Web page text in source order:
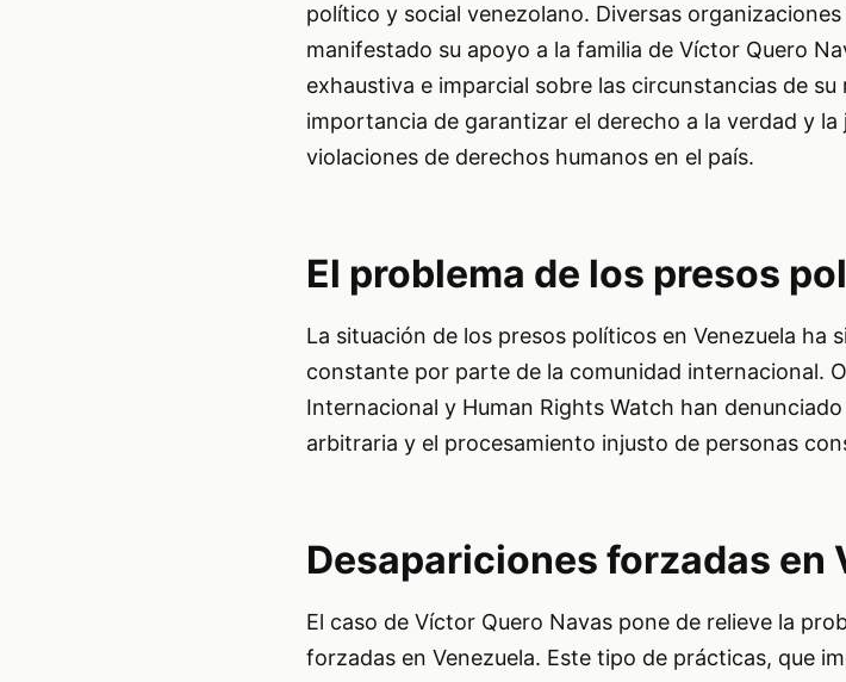
político y social venezolano. Diversas
manifestado su apoyo a la familia de Víctor Quero
exhaustiva e imparcial sobre las circunstancias de
importancia de garantizar el derecho a la verdad y
violaciones de derechos humanos en el país.
El problema de los presos
La situación de los presos políticos en Venezuela ha
constante por parte de la comunidad internacional.
Internacional y Human Rights Watch han
arbitraria y el procesamiento injusto de personas
Desapariciones forzadas en
El caso de Víctor Quero Navas pone de relieve la
forzadas en Venezuela. Este tipo de prácticas, que